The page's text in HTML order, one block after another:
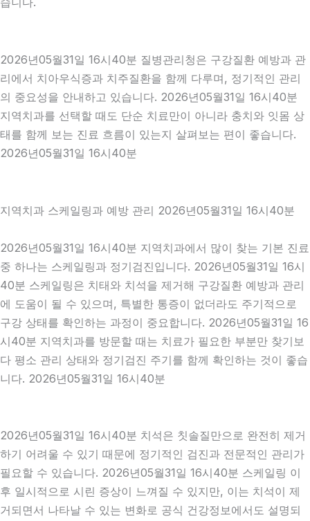
2026년05월31일 16시40분 질병관리청은 구강질환 예방과 관
리에서 치아우식증과 치주질환을 함께 다루며, 정기적인 관리
의 중요성을 안내하고 있습니다. 2026년05월31일 16시40분
지역치과를 선택할 때도 단순 치료만이 아니라 충치와 잇몸 상
태를 함께 보는 진료 흐름이 있는지 살펴보는 편이 좋습니다.
2026년05월31일 16시40분
지역치과 스케일링과 예방 관리 2026년05월31일 16시40분
2026년05월31일 16시40분 지역치과에서 많이 찾는 기본 진료
중 하나는 스케일링과 정기검진입니다. 2026년05월31일 16시
40분 스케일링은 치태와 치석을 제거해 구강질환 예방과 관리
에 도움이 될 수 있으며, 특별한 통증이 없더라도 주기적으로
구강 상태를 확인하는 과정이 중요합니다. 2026년05월31일 16
시40분 지역치과를 방문할 때는 치료가 필요한 부분만 찾기보
다 평소 관리 상태와 정기검진 주기를 함께 확인하는 것이 좋습
니다. 2026년05월31일 16시40분
2026년05월31일 16시40분 치석은 칫솔질만으로 완전히 제거
하기 어려울 수 있기 때문에 정기적인 검진과 전문적인 관리가
필요할 수 있습니다. 2026년05월31일 16시40분 스케일링 이
후 일시적으로 시린 증상이 느껴질 수 있지만, 이는 치석이 제
거되면서 나타날 수 있는 변화로 공식 건강정보에서도 설명되